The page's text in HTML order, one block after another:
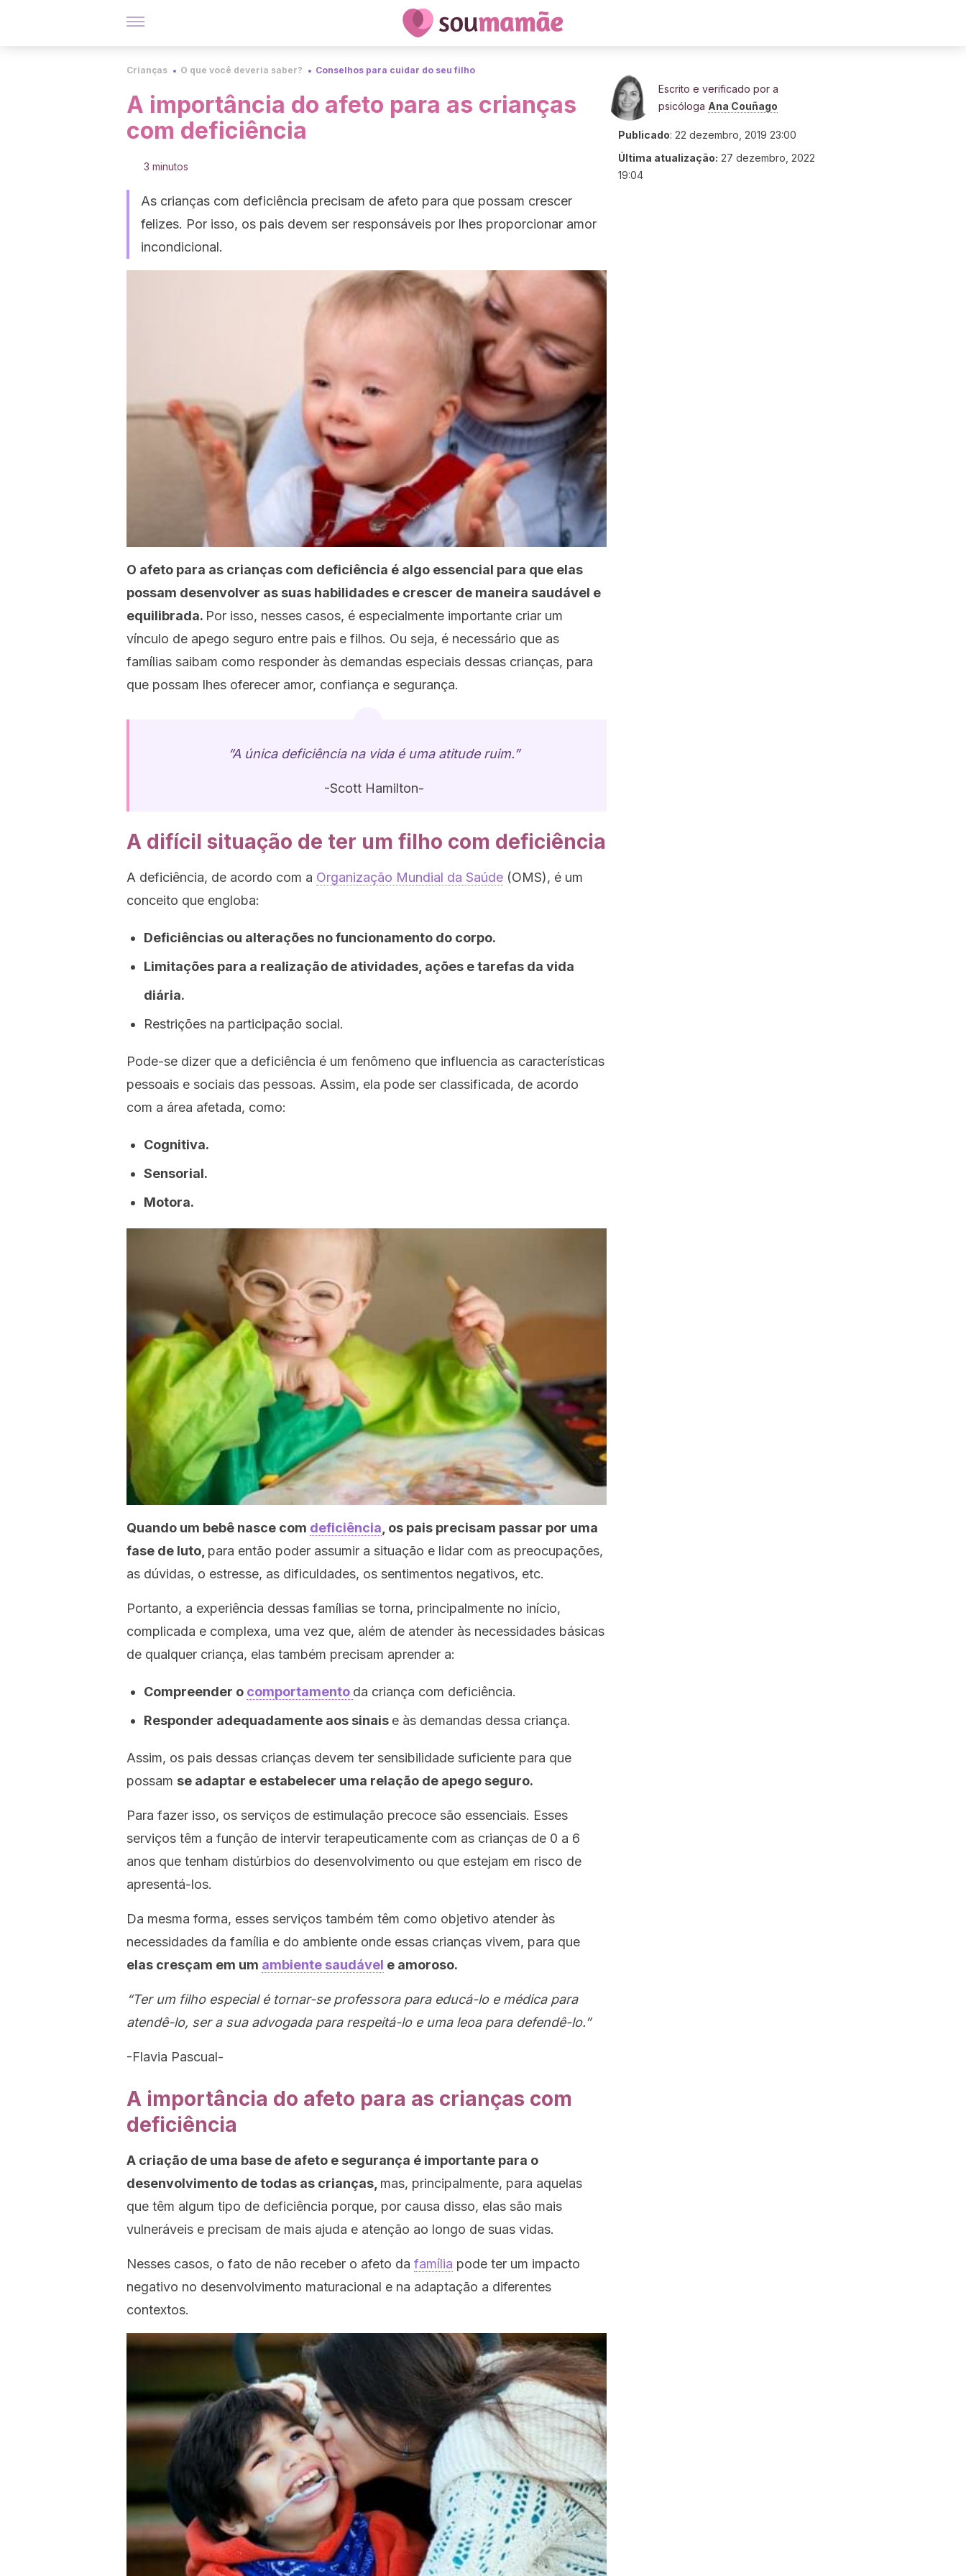
Crianças O que você deveria saber? Conselhos para cuidar do seu filho
A importância do afeto para as crianças
com deficiência
3 minutos
As crianças com deficiência precisam de afeto para que possam crescer
felizes. Por isso, os pais devem ser responsáveis por lhes proporcionar amor
incondicional.
O afeto para as crianças com deficiência é algo essencial para que elas
possam desenvolver as suas habilidades e crescer de maneira saudável e
equilibrada. Por isso, nesses casos, é especialmente importante criar um
vínculo de apego seguro entre pais e filhos. Ou seja, é necessário que as
famílias saibam como responder às demandas especiais dessas crianças, para
que possam lhes oferecer amor, confiança e segurança.
“A única deficiência na vida é uma atitude ruim.”
-Scott Hamilton-
A difícil situação de ter um filho com deficiência
A deficiência, de acordo com a Organização Mundial da Saúde (OMS), é um
conceito que engloba:
Deficiências ou alterações no funcionamento do corpo.
Limitações para a realização de atividades, ações e tarefas da vida
diária.
Restrições na participação social.
Pode-se dizer que a deficiência é um fenômeno que influencia as características
pessoais e sociais das pessoas. Assim, ela pode ser classificada, de acordo
com a área afetada, como:
Cognitiva.
Sensorial.
Motora.
Quando um bebê nasce com deficiência , os pais precisam passar por uma
fase de luto, para então poder assumir a situação e lidar com as preocupações,
as dúvidas, o estresse, as dificuldades, os sentimentos negativos, etc.
Portanto, a experiência dessas famílias se torna, principalmente no início,
complicada e complexa, uma vez que, além de atender às necessidades básicas
de qualquer criança, elas também precisam aprender a:
Compreender o comportamento da criança com deficiência.
Responder adequadamente aos sinais e às demandas dessa criança.
Assim, os pais dessas crianças devem ter sensibilidade suficiente para que
possam se adaptar e estabelecer uma relação de apego seguro.
Para fazer isso, os serviços de estimulação precoce são essenciais. Esses
serviços têm a função de intervir terapeuticamente com as crianças de 0 a 6
anos que tenham distúrbios do desenvolvimento ou que estejam em risco de
apresentá-los.
Da mesma forma, esses serviços também têm como objetivo atender às
necessidades da família e do ambiente onde essas crianças vivem, para que
elas cresçam em um ambiente saudável e amoroso.
“Ter um filho especial é tornar-se professora para educá-lo e médica para
atendê-lo, ser a sua advogada para respeitá-lo e uma leoa para defendê-lo.”
-Flavia Pascual-
A importância do afeto para as crianças com
deficiência
A criação de uma base de afeto e segurança é importante para o
desenvolvimento de todas as crianças, mas, principalmente, para aquelas
que têm algum tipo de deficiência porque, por causa disso, elas são mais
vulneráveis ​​e precisam de mais ajuda e atenção ao longo de suas vidas.
Nesses casos, o fato de não receber o afeto da família pode ter um impacto
negativo no desenvolvimento maturacional e na adaptação a diferentes
contextos.
Escrito e verificado por a
psicóloga Ana Couñago
Publicado: 22 dezembro, 2019 23:00
Última atualização: 27 dezembro, 2022
19:04